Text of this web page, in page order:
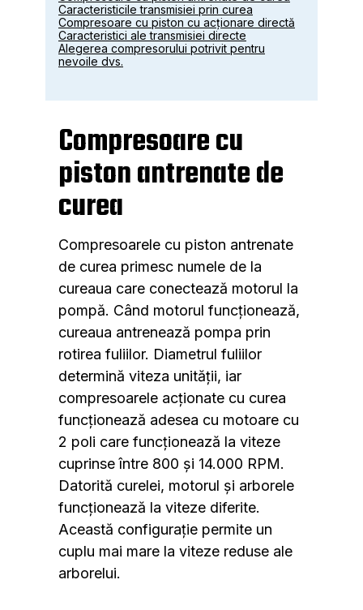
Caracteristicile transmisiei prin curea
Compresoare cu piston cu acționare directă
Caracteristici ale transmisiei directe
Alegerea compresorului potrivit pentru
nevoile dvs.
Compresoare cu
piston antrenate de
curea
Compresoarele cu piston antrenate
de curea primesc numele de la
cureaua care conectează motorul la
pompă. Când motorul funcționează,
cureaua antrenează pompa prin
rotirea fuliilor. Diametrul fuliilor
determină viteza unității, iar
compresoarele acționate cu curea
funcționează adesea cu motoare cu
2 poli care funcționează la viteze
cuprinse între 800 și 14.000 RPM.
Datorită curelei, motorul și arborele
funcționează la viteze diferite.
Această configurație permite un
cuplu mai mare la viteze reduse ale
arborelui.